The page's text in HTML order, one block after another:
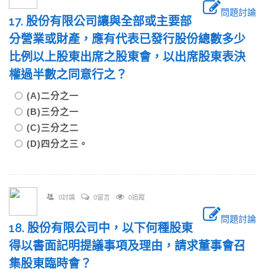
問題討論
17. 股份有限公司讓與全部或主要部
分營業或財產，應有代表已發行股份總數多少
比例以上股東出席之股東會，以出席股東表決
權過半數之同意行之？
(A)二分之一
(B)三分之一
(C)三分之二
(D)四分之三。
0討論 0留言 0追蹤
問題討論
18. 股份有限公司中，以下何種股東
得以書面記明提議事項及理由，請求董事會召
集股東臨時會？